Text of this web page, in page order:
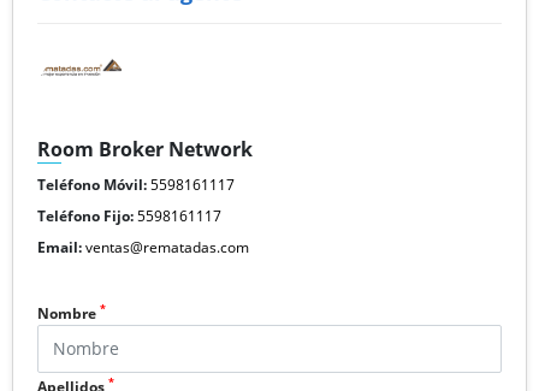
Room Broker Network
Teléfono Móvil:5598161117
Teléfono Fijo:5598161117
Email:ventas@rematadas.com
Nombre *
Apellidos *